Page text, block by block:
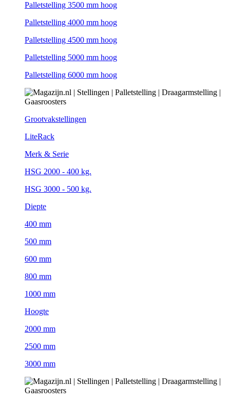
Palletstelling 3500 mm hoog
Palletstelling 4000 mm hoog
Palletstelling 4500 mm hoog
Palletstelling 5000 mm hoog
Palletstelling 6000 mm hoog
Grootvakstellingen
LiteRack
Merk & Serie
HSG 2000 - 400 kg.
HSG 3000 - 500 kg.
Diepte
400 mm
500 mm
600 mm
800 mm
1000 mm
Hoogte
2000 mm
2500 mm
3000 mm